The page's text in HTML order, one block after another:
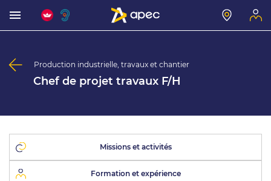
Production industrielle, travaux et chantier
Chef de projet travaux F/H
Missions et activités
Formation et expérience